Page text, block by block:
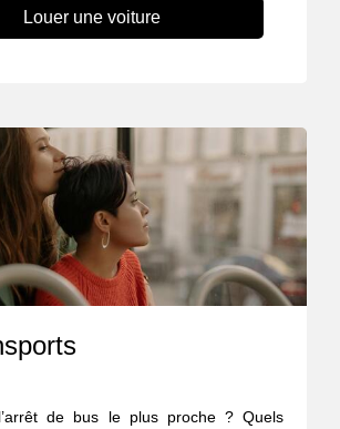
Louer une voiture
de bus le plus proche ? Quels